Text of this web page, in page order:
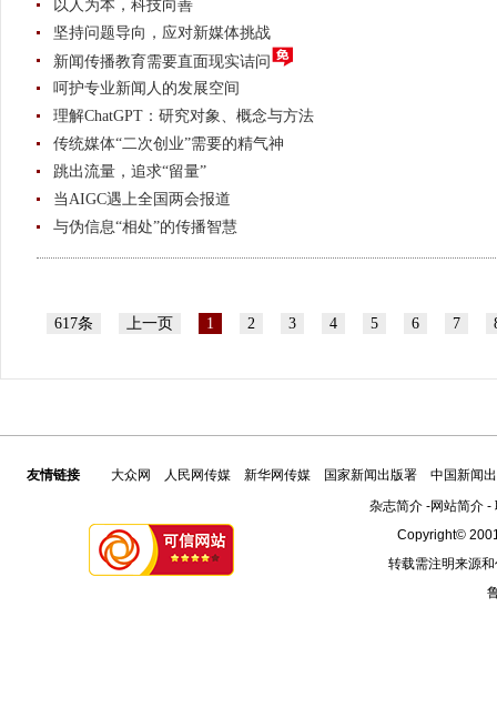
以人为本，科技向善
坚持问题导向，应对新媒体挑战
新闻传播教育需要直面现实诘问
呵护专业新闻人的发展空间
理解ChatGPT：研究对象、概念与方法
传统媒体“二次创业”需要的精气神
跳出流量，追求“留量”
当AIGC遇上全国两会报道
与伪信息“相处”的传播智慧
617条 上一页 1 2 3 4 5 6 7
友情链接 大众网 人民网传媒 新华网传媒 国家新闻出版署
中国新闻
杂志简介-网站简介-
Copyright©
转载需注明来源